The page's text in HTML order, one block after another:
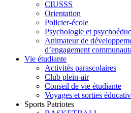
CIUSSS
Orientation
Policier-école
Psychologie et
Animateur de
d’engagement
Vie étudiante
Activités parascolaires
Club plein-air
Conseil de vie étudiante
Voyages et sorties
Sports Patriotes